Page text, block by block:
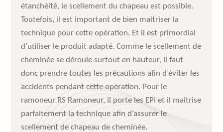
étanchéité, le scellement du chapeau est possible.
Toutefois, il est important de bien maitriser la
technique pour cette opération. Et il est primordial
d’utiliser le produit adapté. Comme le scellement de
cheminée se déroule surtout en hauteur, il faut
donc prendre toutes les précautions afin d’éviter les
accidents pendant cette opération. Pour le
ramoneur RS Ramoneur, il porte les EPI et il maîtrise
parfaitement la technique afin d’assurer le
scellement de chapeau de cheminée.